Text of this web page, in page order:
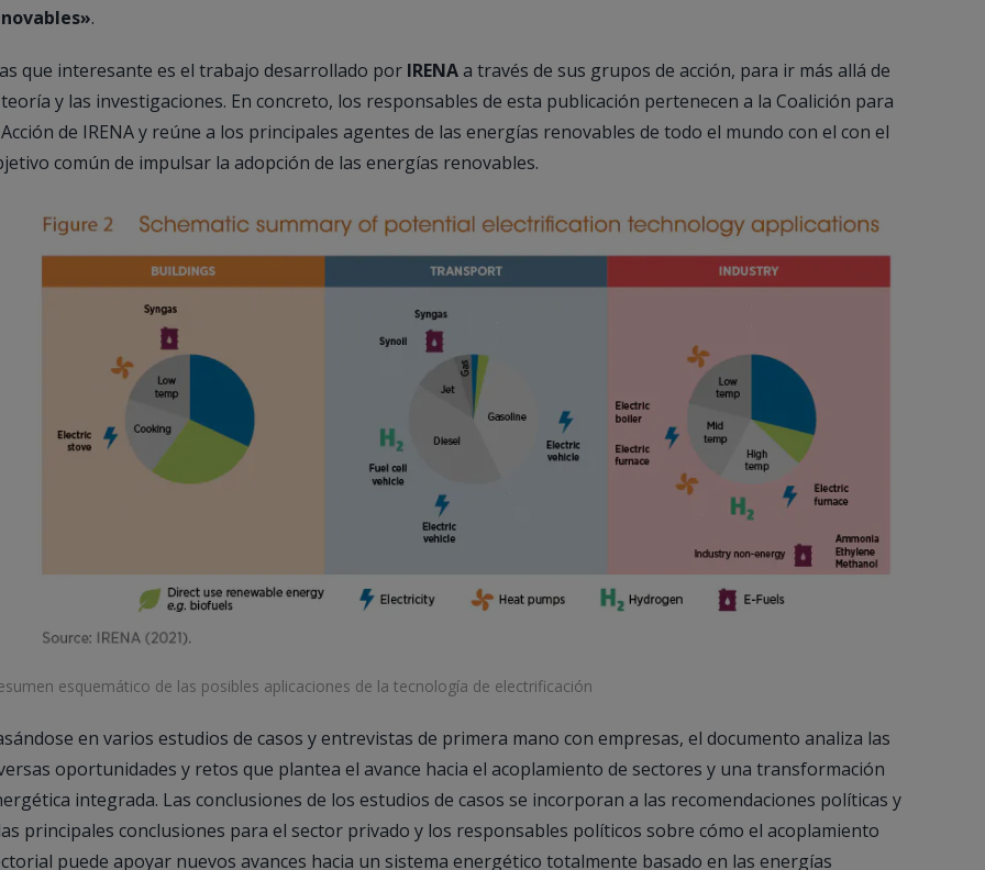
.
que interesante es el trabajo desarrollado por IRENAa través de sus grupos de acción, para ir más allá de
y las investigaciones. En concreto, los responsables de esta publicación pertenecen a la Coalición para
de IRENA y reúne a los principales agentes de las energías renovables de todo el mundo con el con el
común de impulsar la adopción de las energías renovables.
esquemático de las posibles aplicaciones de la tecnología de electrificación
en varios estudios de casos y entrevistas de primera mano con empresas, el documento analiza las
oportunidades y retos que plantea el avance hacia el acoplamiento de sectores y una transformación
integrada. Las conclusiones de los estudios de casos se incorporan a las recomendaciones políticas y
principales conclusiones para el sector privado y los responsables políticos sobre cómo el acoplamiento
puede apoyar nuevos avances hacia un sistema energético totalmente basado en las energías